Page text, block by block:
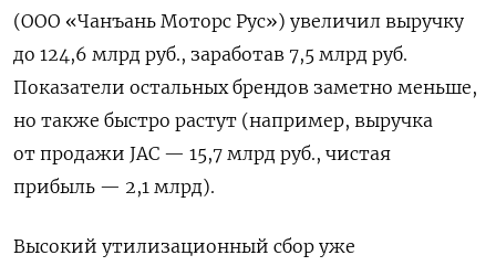
(ООО «Чанъань Моторс Рус») увеличил выручку
до 124,6 млрд руб., заработав 7,5 млрд руб.
Показатели остальных брендов заметно меньше,
но также быстро растут (например, выручка
от продажи JAC — 15,7 млрд руб., чистая
прибыль — 2,1 млрд).
Высокий утилизационный сбор уже